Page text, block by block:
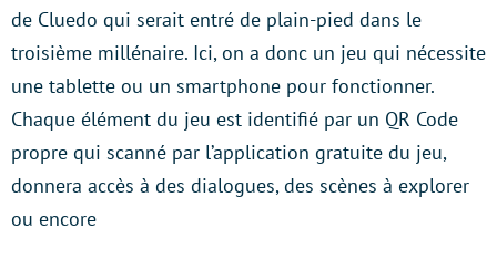
de Cluedo qui serait entré de plain-pied dans le
troisième millénaire. Ici, on a donc un jeu qui nécessite
une tablette ou un smartphone pour fonctionner.
Chaque élément du jeu est identifié par un QR Code
propre qui scanné par l’application gratuite du jeu,
donnera accès à des dialogues, des scènes à explorer
ou encore